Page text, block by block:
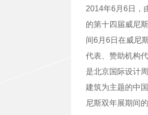
2014年6月6日，
的第十四届威尼
间6月6日在威尼
代表、赞助机构
是北京国际设计
建筑为主题的中
尼斯双年展期间